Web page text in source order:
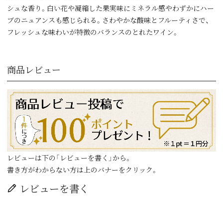
シュな香り。白い花や凝縮した果実味にミネラル感やわずかにハー
ブのニュアンスも感じられる。さわやかな酸味とフルーティさで、
フレッシュな味わいが特徴のバランスのとれたワイン。
商品レビュー
レビューは下の「レビューを書く」から。
書き方がわからない方は上のバナーをクリック。
レビューを書く